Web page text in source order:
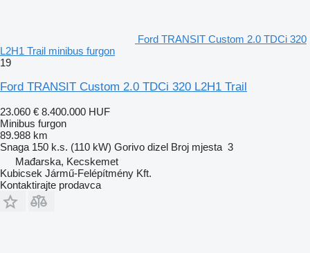
Ford TRANSIT Custom 2.0 TDCi 320
L2H1 Trail minibus furgon
19
Ford TRANSIT Custom 2.0 TDCi 320 L2H1 Trail
23.060 € 8.400.000 HUF
Minibus furgon
89.988 km
Snaga 150 k.s. (110 kW) Gorivo dizel Broj mjesta 3
Mađarska, Kecskemet
Kubicsek Jármű-Felépítmény Kft.
Kontaktirajte prodavca